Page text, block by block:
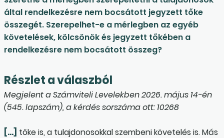
által rendelkezésre nem bocsátott jegyzett tőke
összegét. Szerepelhet-e a mérlegben az egyéb
követelések, kölcsönök és jegyzett tőkében a
rendelkezésre nem bocsátott összeg?
Részlet a válaszból
Megjelent a Számviteli Levelekben 2026. május 14-én
(545. lapszám), a kérdés sorszáma ott: 10268
[…] tőke is, a tulajdonosokkal szembeni követelés is. Más